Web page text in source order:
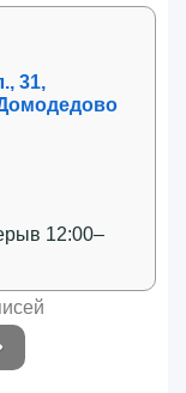
31,
12:00–